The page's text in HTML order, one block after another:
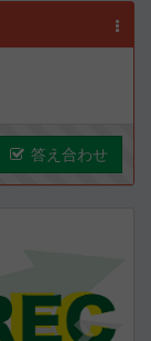
答え合わせ